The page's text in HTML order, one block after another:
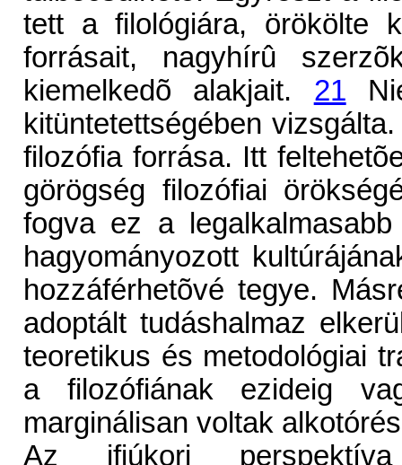
tett a filológiára, örökölte
forrásait, nagyhírû
kiemelkedõ alakjait. 21
kitüntetettségében
filozófia forrása. Itt
görögség filozófiai
fogva ez a
hagyományozott
hozzáférhetõvé tegye.
adoptált tudáshalmaz
teoretikus és metodológiai
a filozófiának ezideig
marginálisan voltak
Az ifjúkori perspektíva